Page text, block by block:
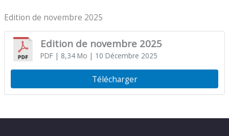
Edition de novembre 2025
Edition de novembre 2025
PDF| 8,34 Mo | 10 Décembre 2025
Télécharger